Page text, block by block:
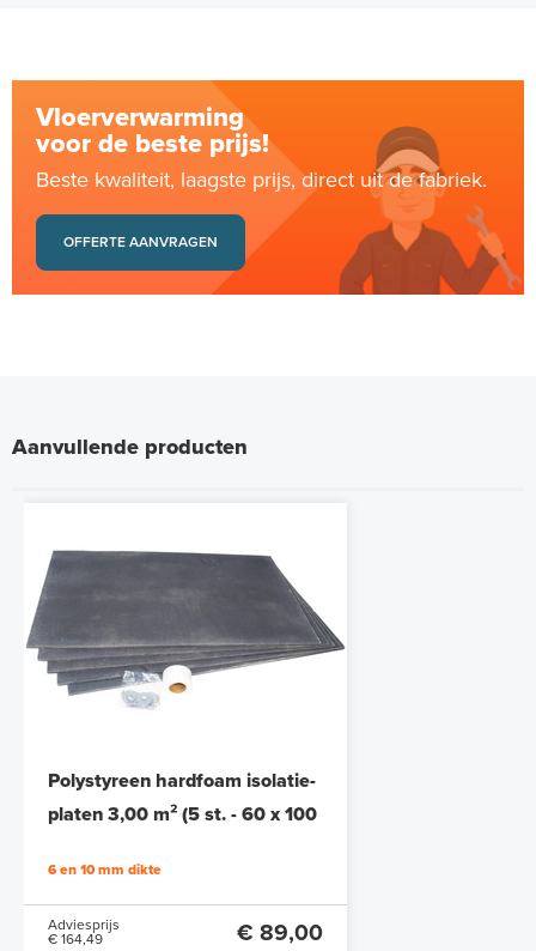
Vloerverwarming
voor de beste prijs!
Beste kwaliteit, laagste prijs, direct uit de fabriek.
OFFERTE AANVRAGEN
Aanvullende producten
Polystyreen hardfoam isolatie-
platen 3,00 m² (5 st. - 60 x 100
6 en 10 mm dikte
Adviesprijs
€ 164,49
€ 89,00